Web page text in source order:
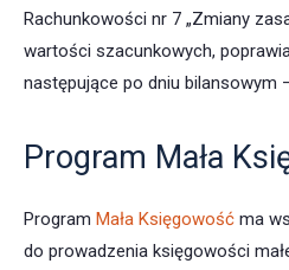
Rachunkowości nr 7 „Zmiany
wartości szacunkowych,
następujące po dniu bilansowym
Program Mała
Program Mała Księgowość ma
do prowadzenia księgowości